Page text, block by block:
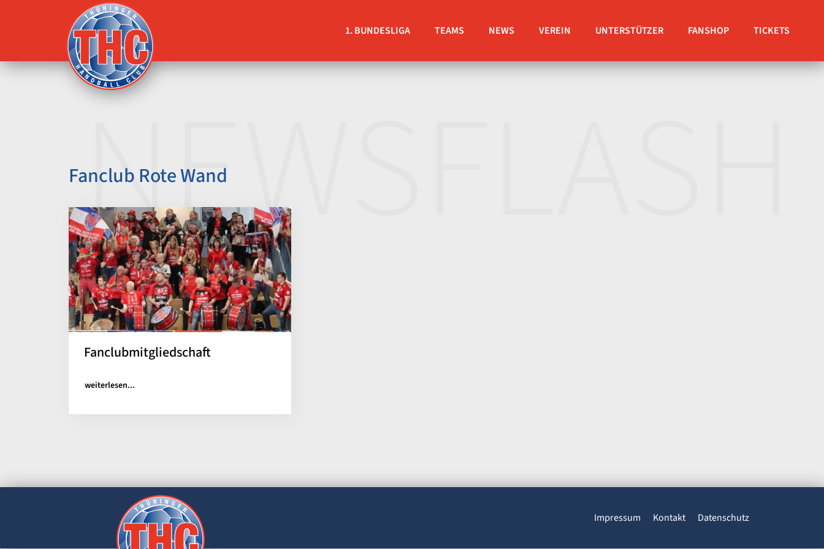
Menü 1. BUNDESLIGA TEAMS NEWS VEREIN UNTERSTÜTZER FANSHOP TICKETS
Fanclub Rote Wand
Fanclubmitgliedschaft
weiterlesen...
Impressum Kontakt Datenschutz